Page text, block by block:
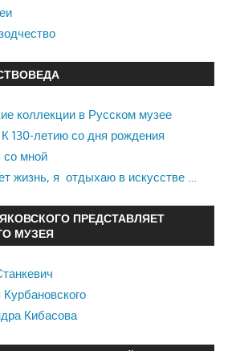
коллекции в Русском музее
130-летию со дня рождения
со мной
жизнь, я отдыхаю в искусстве …
ПРЕДСТАВЛЯЕТ
МУЗЕЯ
Кибасова